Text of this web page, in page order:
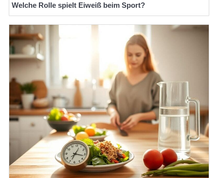
Welche Rolle spielt Eiweiß beim Sport?